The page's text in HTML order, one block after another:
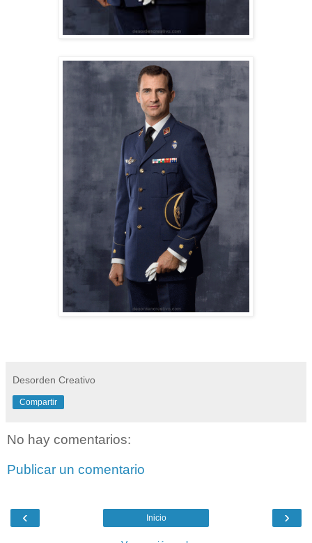
Desorden Creativo
Compartir
No hay comentarios:
Publicar un comentario
‹ ›
Inicio